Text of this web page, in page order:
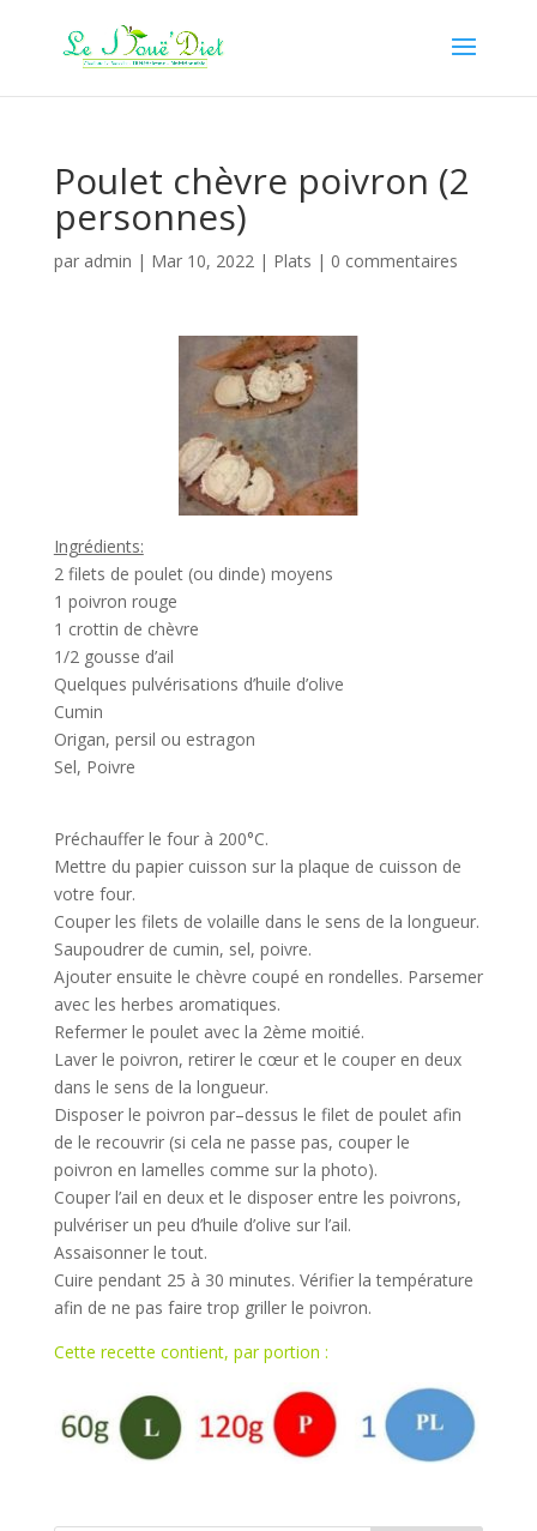
Poulet chèvre poivron (2
personnes)
par admin | Mar 10, 2022| Plats | 0 commentaires
Ingrédients:
2 filets de poulet (ou dinde) moyens
1 poivron rouge
1 crottin de chèvre
1/2 gousse d’ail
Quelques pulvérisations d’huile d’olive
Cumin
Origan, persil ou estragon
Sel, Poivre
Préchauffer le four à 200°C.
Mettre du papier cuisson sur la plaque de cuisson de
votre four.
Couper les filets de volaille dans le sens de la longueur.
Saupoudrer de cumin, sel, poivre.
Ajouter ensuite le chèvre coupé en rondelles. Parsemer
avec les herbes aromatiques.
Refermer le poulet avec la 2ème moitié.
Laver le poivron, retirer le cœur et le couper en deux
dans le sens de la longueur.
Disposer le poivron par–dessus le filet de poulet afin
de le recouvrir (si cela ne passe pas, couper le
poivron en lamelles comme sur la photo).
Couper l’ail en deux et le disposer entre les poivrons,
pulvériser un peu d’huile d’olive sur l’ail.
Assaisonner le tout.
Cuire pendant 25 à 30 minutes. Vérifier la température
afin de ne pas faire trop griller le poivron.
Cette recette contient, par portion :